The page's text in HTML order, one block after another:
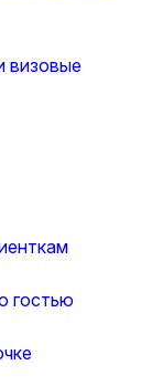
визовые
гостью